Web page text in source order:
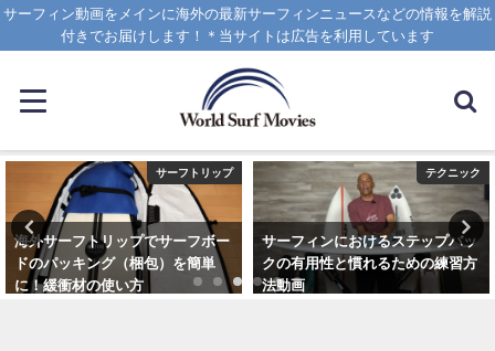
サーフィン動画をメインに海外の最新サーフィンニュースなどの情報を解説
付きでお届けします！＊当サイトは広告を利用しています
サーフトリップ
海外サーフトリップでサーフボー
ドのパッキング（梱包）を簡単
に！緩衝材の使い方
テクニック
サーフィンにおけるステップバッ
クの有用性と慣れるための練習方
法動画